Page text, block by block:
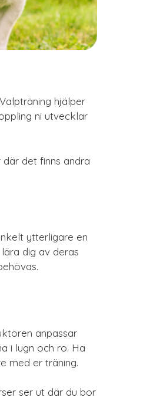
hjälper
ni utvecklar
det finns andra
ytterligare en
dig av deras
anpassar
i lugn och ro. Ha
med er träning.
ser ut där du bor